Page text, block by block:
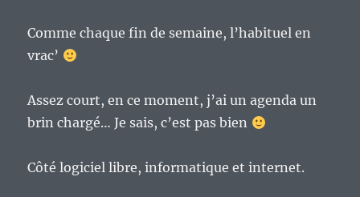
Comme chaque fin de semaine, l’habituel en
vrac’
Assez court, en ce moment, j’ai un agenda un
brin chargé… Je sais, c’est pas bien
Côté logiciel libre, informatique et internet.